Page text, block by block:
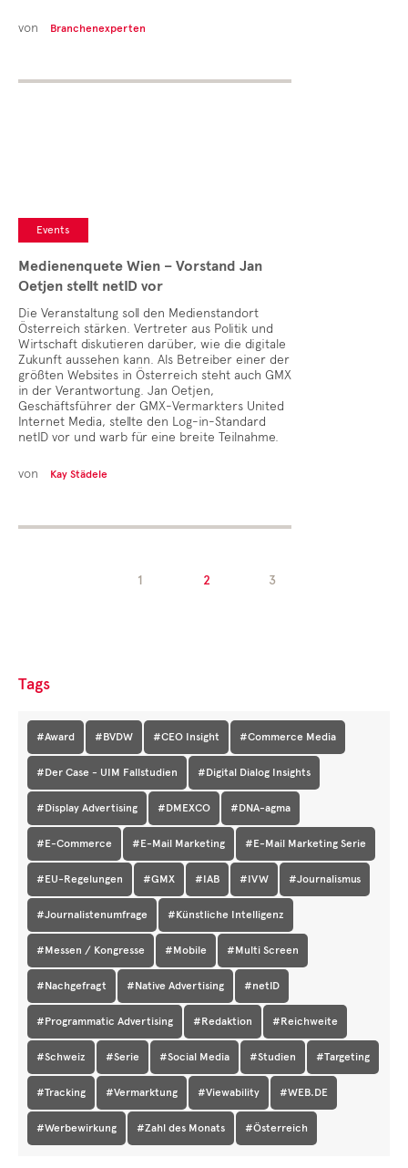
von Branchenexperten
Events
Medienenquete Wien – Vorstand Jan
Oetjen stellt netID vor
Die Veranstaltung soll den Medienstandort
Österreich stärken. Vertreter aus Politik und
Wirtschaft diskutieren darüber, wie die digitale
Zukunft aussehen kann. Als Betreiber einer der
größten Websites in Österreich steht auch GMX
in der Verantwortung. Jan Oetjen,
Geschäftsführer der GMX-Vermarkters United
Internet Media, stellte den Log-in-Standard
netID vor und warb für eine breite Teilnahme.
von Kay Städele
1 2 3
Tags
#Award #BVDW #CEO Insight #Commerce Media
#Der Case - UIM Fallstudien #Digital Dialog Insights
#Display Advertising #DMEXCO #DNA-agma
#E-Commerce #E-Mail Marketing #E-Mail Marketing Serie
#EU-Regelungen #GMX #IAB #IVW #Journalismus
#Journalistenumfrage #Künstliche Intelligenz
#Messen / Kongresse #Mobile #Multi Screen
#Nachgefragt #Native Advertising #netID
#Programmatic Advertising #Redaktion #Reichweite
#Schweiz #Serie #Social Media #Studien #Targeting
#Tracking #Vermarktung #Viewability #WEB.DE
#Werbewirkung #Zahl des Monats #Österreich